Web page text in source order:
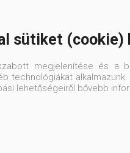
sütiket (cookie)
megjelenítése és a
technológiákat
lehetőségeiről bővebb